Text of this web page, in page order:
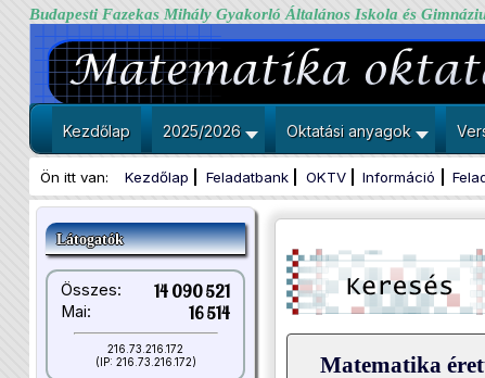
Budapesti Fazekas Mihály Gyakorló Általános Iskola és
Kezdőlap 2025/2026 Oktatási anyagok
Ön itt van: Kezdőlap Feladatbank OKTV Információ
Látogatók
Összes: 14 090 521
Mai: 16 514
216.73.216.172
(IP: 216.73.216.172)
Matematika